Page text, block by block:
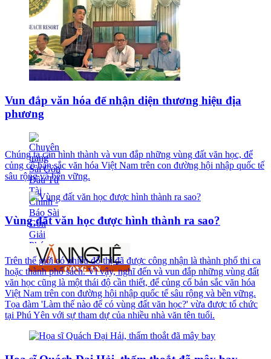
Vun đắp văn hóa để nhận diện thương hiệu địa
phương
Chúng ta cần hình thành và vun đắp những vùng đất văn học, để
củng cố bản sắc văn hóa Việt Nam trên con đường hội nhập quốc tế
sâu rộng và bền vững.
Vùng đất văn học được hình thành ra sao?
Trên thế giới có nhiều đô thị đã được công nhận là thành phố thi ca
hoặc thành phố sách. Vì vậy, nghĩ đến và vun đắp những vùng đất
văn học cũng là một thái độ cần thiết, để củng cố bản sắc văn hóa
Việt Nam trên con đường hội nhập quốc tế sâu rộng và bền vững.
Tọa đàm 'Làm thế nào để có vùng đất văn học?' vừa được tổ chức
tại Phú Yên với sự tham dự của nhiều nhà văn tên tuổi.